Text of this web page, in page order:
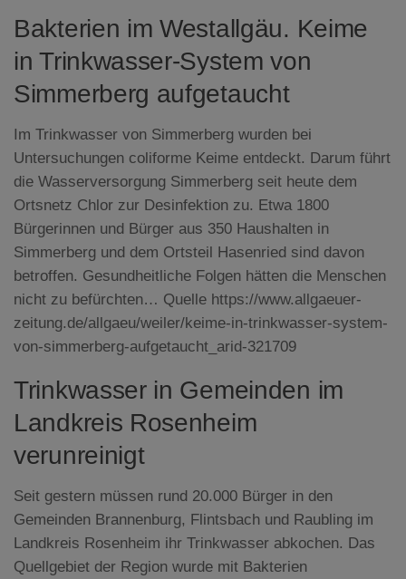
Bakterien im Westallgäu. Keime
in Trinkwasser-System von
Simmerberg aufgetaucht
Im Trinkwasser von Simmerberg wurden bei
Untersuchungen coliforme Keime entdeckt. Darum führt
die Wasserversorgung Simmerberg seit heute dem
Ortsnetz Chlor zur Desinfektion zu. Etwa 1800
Bürgerinnen und Bürger aus 350 Haushalten in
Simmerberg und dem Ortsteil Hasenried sind davon
betroffen. Gesundheitliche Folgen hätten die Menschen
nicht zu befürchten… Quelle https://www.allgaeuer-
zeitung.de/allgaeu/weiler/keime-in-trinkwasser-system-
von-simmerberg-aufgetaucht_arid-321709
Trinkwasser in Gemeinden im
Landkreis Rosenheim
verunreinigt
Seit gestern müssen rund 20.000 Bürger in den
Gemeinden Brannenburg, Flintsbach und Raubling im
Landkreis Rosenheim ihr Trinkwasser abkochen. Das
Quellgebiet der Region wurde mit Bakterien